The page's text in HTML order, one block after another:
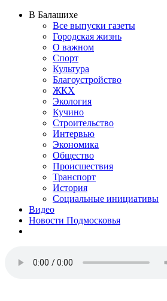
В Балашихе
Все выпуски газеты
Городская жизнь
О важном
Спорт
Культура
Благоустройство
ЖКХ
Экология
Кучино
Строительство
Интервью
Экономика
Общество
Происшествия
Транспорт
История
Социальные инициативы
Видео
Новости Подмосковья